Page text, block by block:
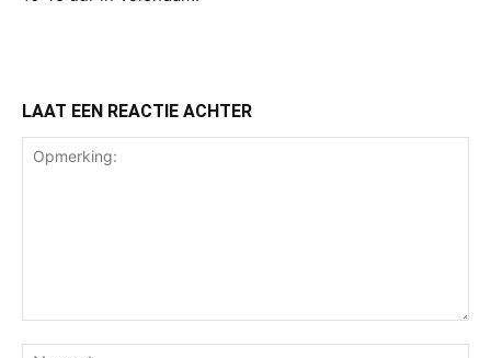
LAAT EEN REACTIE ACHTER